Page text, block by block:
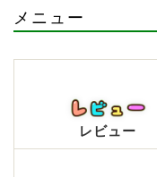
メニュー
レビュー